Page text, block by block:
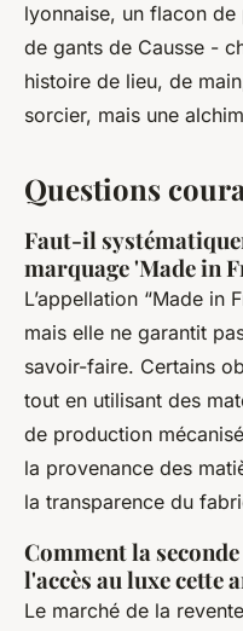
lyonnaise, un flacon
de gants de Causse -
histoire de lieu, de
sorcier, mais une
Questions
Faut-il
marquage 'Made in
L’appellation “Made in
mais elle ne garantit
savoir-faire. Certains
tout en utilisant des
de production
la provenance des
la transparence du
Comment la
l'accès au luxe cette
Le marché de la